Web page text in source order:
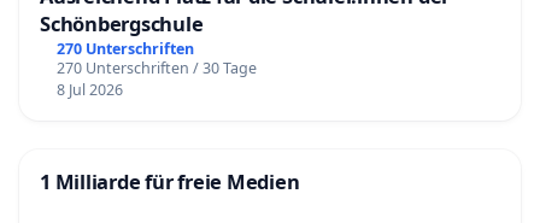
Schönbergschule
270 Unterschriften
270 Unterschriften / 30 Tage
8 Jul 2026
1 Milliarde für freie Medien